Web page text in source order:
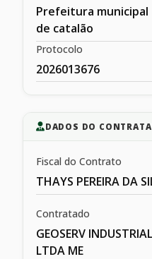
Prefeitura municipal
de catalão
Protocolo
2026013676
DADOS DO
Fiscal do Contrato
THAYS PEREIRA DA
Contratado
GEOSERV INDUSTRIAL
LTDA ME